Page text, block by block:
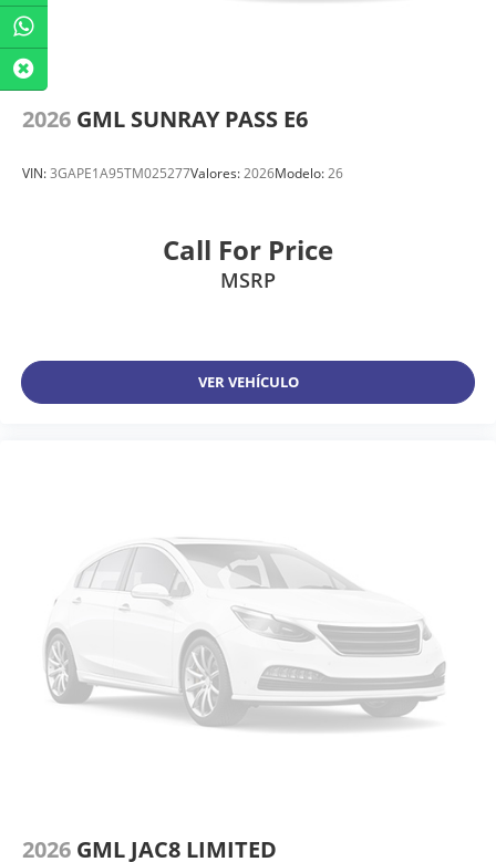
2026 GML SUNRAY PASS E6
VIN:3GAPE1A95TM025277Valores:2026Modelo:26
Call For Price
MSRP
VER VEHÍCULO
2026 GML JAC8 LIMITED